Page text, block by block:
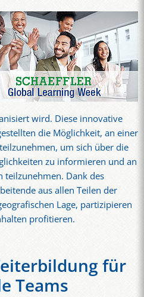
wird. Diese innovative
die Möglichkeit, an einer
um sich über die
zu informieren und an
teilzunehmen. Dank des
aus allen Teilen der
Lage, partizipieren
profitieren.
für
Teams